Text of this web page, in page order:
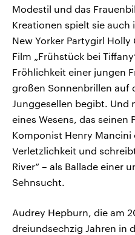
Modestil und das
Kreationen spielt sie auch
New Yorker Partygirl Holly
Film „Frühstück bei
Fröhlichkeit einer jungen
großen Sonnenbrillen auf
Junggesellen begibt. Und
eines Wesens, das seinen
Komponist Henry Mancini
Verletzlichkeit und
River“ – als Ballade einer
Sehnsucht.
Audrey Hepburn, die am
dreiundsechzig Jahren in